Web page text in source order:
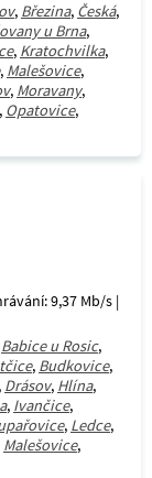
, Březina, Česká,
u Brna,
, Kratochvilka,
, Malešovice,
, Moravany,
, Opatovice,
9,37 Mb/s |
Babice u Rosic,
, Budkovice,
Drásov, Hlína,
, Ivančice,
, Ledce,
Malešovice,